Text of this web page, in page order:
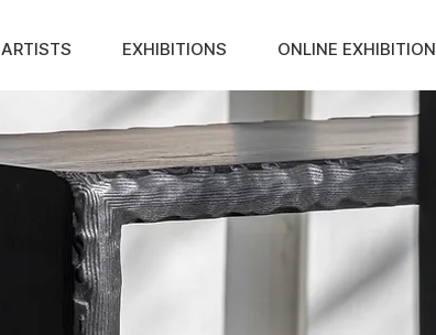
ARTISTS EXHIBITIONS ONLINE EXHIBITION